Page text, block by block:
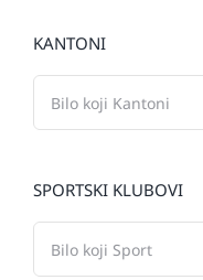
KANTONI
SPORTSKI KLUBOVI